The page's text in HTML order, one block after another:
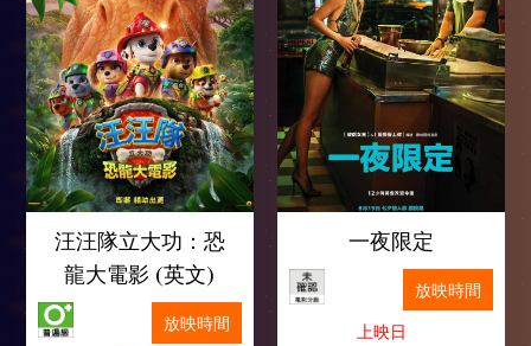
汪汪隊立大功：恐
龍大電影 (英文)
放映時間
一夜限定
放映時間
上映日